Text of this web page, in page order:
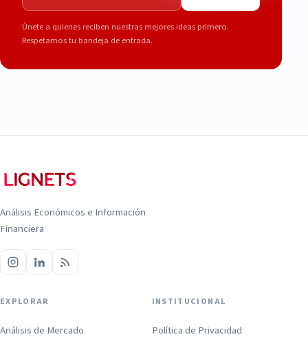
Únete a quienes reciben nuestras mejores ideas primero.
Respetamos tu bandeja de entrada.
Análisis Económicos e Información
Financiera
EXPLORAR
Análisis de Mercado
INSTITUCIONAL
Política de Privacidad